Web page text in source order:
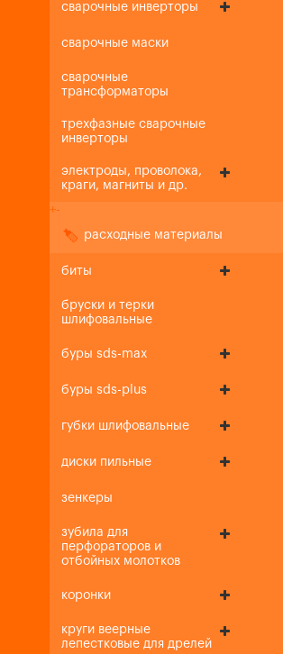
сварочные инверторы
сварочные маски
сварочные
трансформаторы
трехфазные сварочные
инверторы
электроды, проволока,
краги, магниты и др.
+-
расходные материалы
биты
бруски и терки
шлифовальные
буры sds-max
буры sds-plus
губки шлифовальные
диски пильные
зенкеры
зубила для
перфораторов и
отбойных молотков
коронки
круги веерные
лепестковые для дрелей